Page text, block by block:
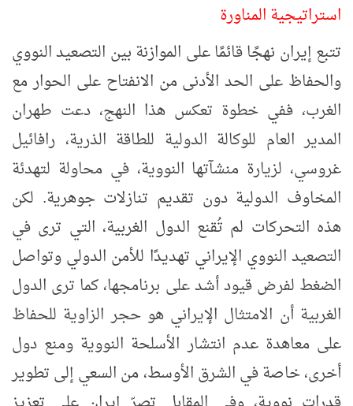
استراتيجية المناورة
تتبع إيران نهجًا قائمًا على الموازنة بين التصعيد النووي
والحفاظ على الحد الأدنى من الانفتاح على الحوار مع
الغرب، ففي خطوة تعكس هذا النهج، دعت طهران
المدير العام للوكالة الدولية للطاقة الذرية، رافائيل
غروسي، لزيارة منشآتها النووية، في محاولة لتهدئة
المخاوف الدولية دون تقديم تنازلات جوهرية. لكن
هذه التحركات لم تُقنع الدول الغربية، التي ترى في
التصعيد النووي الإيراني تهديدًا للأمن الدولي وتواصل
الضغط لفرض قيود أشد على برنامجها، كما ترى الدول
الغربية أن الامتثال الإيراني هو حجر الزاوية للحفاظ
على معاهدة عدم انتشار الأسلحة النووية ومنع دول
أخرى، خاصة في الشرق الأوسط، من السعي إلى تطوير